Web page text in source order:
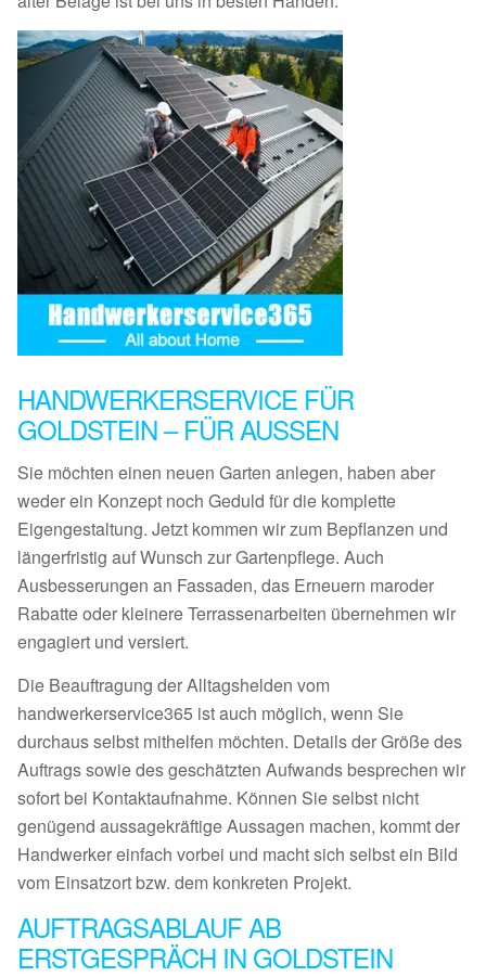
HANDWERKERSERVICE FÜR
GOLDSTEIN – FÜR AUSSEN
Sie möchten einen neuen Garten anlegen, haben aber
weder ein Konzept noch Geduld für die komplette
Eigengestaltung. Jetzt kommen wir zum Bepflanzen und
längerfristig auf Wunsch zur Gartenpflege. Auch
Ausbesserungen an Fassaden, das Erneuern maroder
Rabatte oder kleinere Terrassenarbeiten übernehmen wir
engagiert und versiert.
Die Beauftragung der Alltagshelden vom
handwerkerservice365 ist auch möglich, wenn Sie
durchaus selbst mithelfen möchten. Details der Größe des
Auftrags sowie des geschätzten Aufwands besprechen wir
sofort bei Kontaktaufnahme. Können Sie selbst nicht
genügend aussagekräftige Aussagen machen, kommt der
Handwerker einfach vorbei und macht sich selbst ein Bild
vom Einsatzort bzw. dem konkreten Projekt.
AUFTRAGSABLAUF AB
ERSTGESPRÄCH IN GOLDSTEIN